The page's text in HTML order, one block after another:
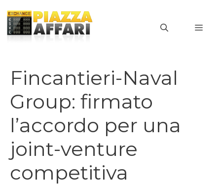
contenuto
Fincantieri-Naval
Group: firmato
l’accordo per una
joint-venture
competitiva